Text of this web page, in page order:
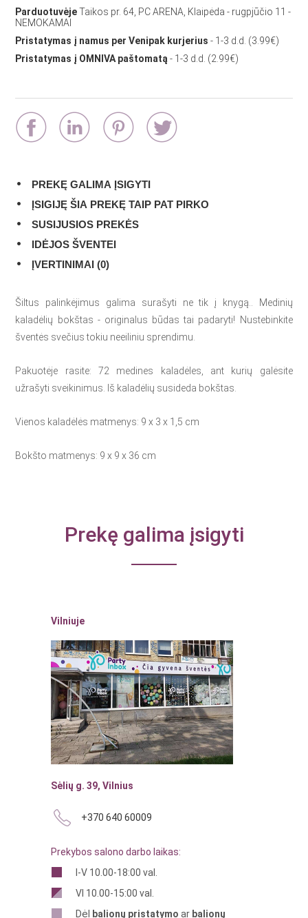
ParduotuvėjeTaikos pr. 64, PC ARENA, Klaipėda - rugpjūčio 11 -
NEMOKAMAI
Pristatymas į namus per Venipak kurjerius - 1-3 d.d. (3.99€)
Pristatymas į OMNIVA paštomatą- 1-3 d.d. (2.99€)
PREKĘ GALIMA ĮSIGYTI
ĮSIGIJĘ ŠIA PREKĘ TAIP PAT PIRKO
SUSIJUSIOS PREKĖS
IDĖJOS ŠVENTEI
ĮVERTINIMAI (0)
Šiltus palinkėjimus galima surašyti ne tik į knygą.. Medinių
kaladėlių bokštas - originalus būdas tai padaryti! Nustebinkite
šventės svečius tokiu neeiliniu sprendimu.
Pakuotėje rasite: 72 medines kaladėles, ant kurių galėsite
užrašyti sveikinimus. Iš kaladėlių susideda bokštas.
Vienos kaladėlės matmenys: 9 x 3 x 1,5 cm
Bokšto matmenys: 9 x 9 x 36 cm
Prekę galima įsigyti
Vilniuje
Sėlių g. 39, Vilnius
+370 640 60009
Prekybos salono darbo laikas:
I-V 10.00-18:00 val.
VI 10.00-15:00 val.
Dėl
balionų pristatymo ar balionų